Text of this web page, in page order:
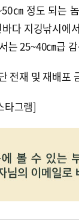
㎝ 정도 되는
다 지깅낚시에
는 25~40㎝급
재 및 재배포
타그램]